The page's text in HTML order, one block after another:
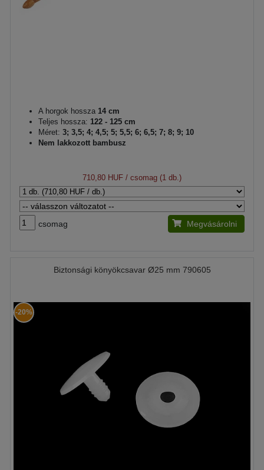
A horgok hossza 14 cm
Teljes hossza: 122 - 125 cm
Méret: 3; 3,5; 4; 4,5; 5; 5,5; 6; 6,5; 7; 8; 9; 10
Nem lakkozott bambusz
710,80 HUF / csomag (1 db.)
csomag Megvásárolni
Biztonsági könyökcsavar Ø25 mm 790605
-20%